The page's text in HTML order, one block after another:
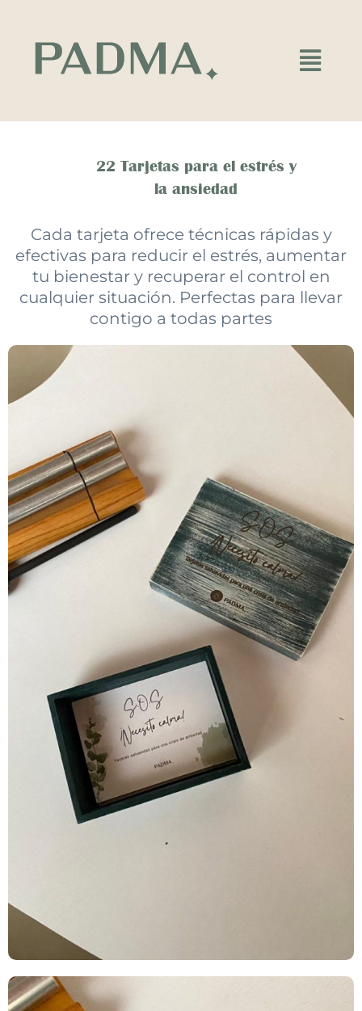
contenido
Main
Menu
22 Tarjetas para el estrés y
la ansiedad
Cada tarjeta ofrece técnicas rápidas y
efectivas para reducir el estrés, aumentar
tu bienestar y recuperar el control en
cualquier situación. Perfectas para llevar
contigo a todas partes